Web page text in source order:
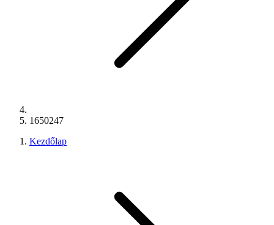
1650247
Kezdőlap